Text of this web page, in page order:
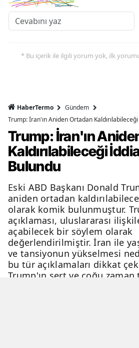
* Bu içerik ile ilgili yorum yok, ilk yorumu
HaberTermo
Gündem
Trump: İran'ın Aniden Ortadan
Trump: İran'ın
Kaldırılabileceği
Bulundu
Eski ABD Başkanı Donald
aniden ortadan
olarak komik bulunmuştur.
açıklaması, uluslararası
açabilecek bir söylem olarak
değerlendirilmiştir. İran ile
ve tansiyonun yükselmesi
bu tür açıklamaları dikkat
Trump'ın sert ve çoğu zaman